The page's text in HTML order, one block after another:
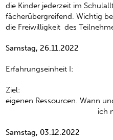
die Kinder jederzeit im
fächerübergreifend. Wichtig
die Freiwilligkeit des
Samstag, 26.11.2022
Erfahrungseinheit I:
Ziel: Bewusste
eigenen Ressourcen. Wann
ich
Samstag, 03.12.2022